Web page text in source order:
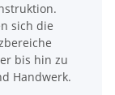
sich die
bis hin zu
Handwerk.